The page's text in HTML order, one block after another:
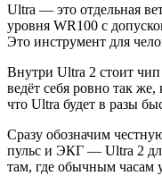
Ultra — это отдельная
уровня WR100 с
Это инструмент для
Внутри Ultra 2 стоит чип
ведёт себя ровно так
что Ultra будет в разы
Сразу обозначим
пульс и ЭКГ — Ultra 2
там, где обычным часам